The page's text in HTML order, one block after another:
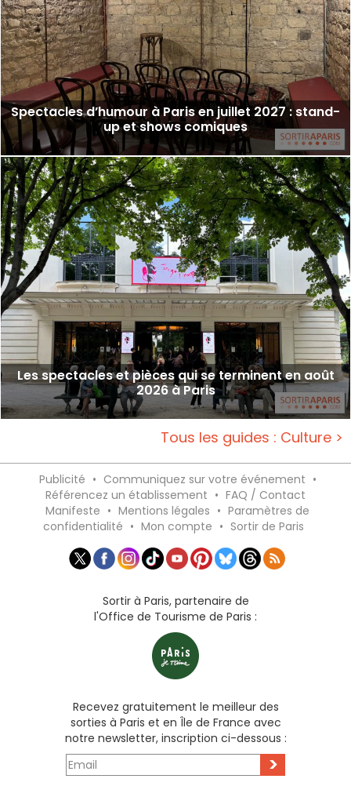
Spectacles d’humour à Paris en juillet 2027 : stand-
up et shows comiques
Les spectacles et pièces qui se terminent en août
2026 à Paris
Tous les guides : Culture >
Publicité • Communiquez sur votre événement •
Référencez un établissement • FAQ / Contact
Manifeste • Mentions légales • Paramètres de
confidentialité • Mon compte • Sortir de Paris
Sortir à Paris, partenaire de
l'Office de Tourisme de Paris :
Recevez gratuitement le meilleur des
sorties à Paris et en Île de France avec
notre newsletter, inscription ci-dessous :
>